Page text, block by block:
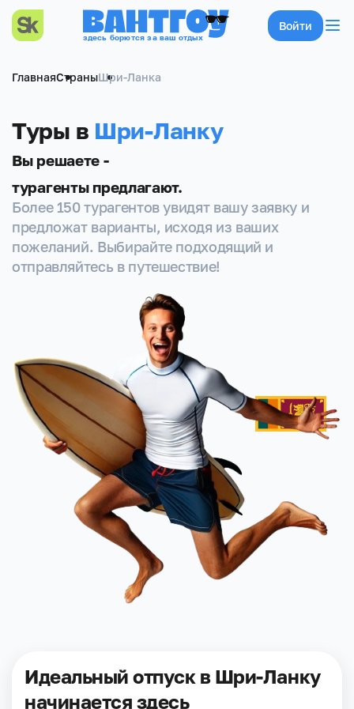
здесь борются за ваш отдых
Войти
ГлавнаяСтраныШри-Ланка
Туры в Шри-Ланку
Вы решаете -
турагенты предлагают.
Более 150 турагентов увидят вашу заявку и
предложат варианты, исходя из ваших
пожеланий. Выбирайте подходящий и
отправляйтесь в путешествие!
Идеальный отпуск в Шри-Ланку
начинается здесь